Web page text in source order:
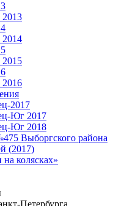
2017
Юг 2017
Юг 2018
Выборгского района
(2017)
колясках»
Петербурга